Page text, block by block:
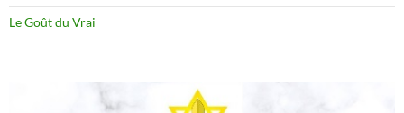
Le Goût du Vrai